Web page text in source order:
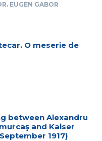
EUGEN GABOR
O meserie de
between Alexandru
and Kaiser
1917)